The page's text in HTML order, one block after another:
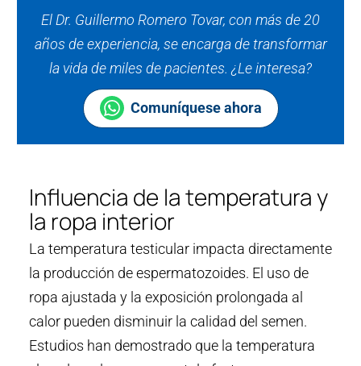
El Dr. Guillermo Romero Tovar, con más de 20
años de experiencia, se encarga de transformar
la vida de miles de pacientes. ¿Le interesa?
Comuníquese ahora
Influencia de la temperatura y
la ropa interior
La temperatura testicular impacta directamente
la producción de espermatozoides. El uso de
ropa ajustada y la exposición prolongada al
calor pueden disminuir la calidad del semen.
Estudios han demostrado que la temperatura